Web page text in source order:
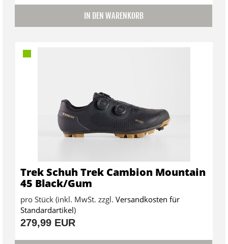
IN DEN WARENKORB
Trek Schuh Trek Cambion Mountain
45 Black/Gum
pro Stück (inkl. MwSt. zzgl. Versandkosten für
Standardartikel)
279,99 EUR